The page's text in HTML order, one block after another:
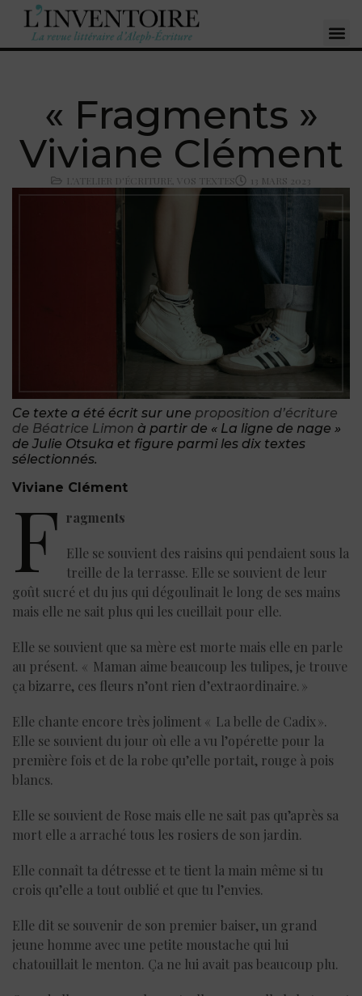
« Fragments »
Viviane Clément
L'ATELIER D'ÉCRITURE VOS TEXTES 13 MARS 2023
Ce texte a été écrit sur une proposition d’écriture
de Béatrice Limon à partir de « La ligne de nage »
de Julie Otsuka et figure parmi les dix textes
sélectionnés.
Viviane Clément
F ragments
Elle se souvient des raisins qui pendaient sous la
treille de la terrasse. Elle se souvient de leur
goût sucré et du jus qui dégoulinait le long de ses mains
mais elle ne sait plus qui les cueillait pour elle.
Elle se souvient que sa mère est morte mais elle en parle
au présent. « Maman aime beaucoup les tulipes, je trouve
ça bizarre, ces fleurs n’ont rien d’extraordinaire. »
Elle chante encore très joliment « La belle de Cadix ».
Elle se souvient du jour où elle a vu l’opérette pour la
première fois et de la robe qu’elle portait, rouge à pois
blancs.
Elle se souvient de Rose mais elle ne sait pas qu’après sa
mort elle a arraché tous les rosiers de son jardin.
Elle connaît ta détresse et te tient la main même si tu
crois qu’elle a tout oublié et que tu l’envies.
Elle dit se souvenir de son premier baiser, un grand
jeune homme avec une petite moustache qui lui
chatouillait le menton. Ça ne lui avait pas beaucoup plu.